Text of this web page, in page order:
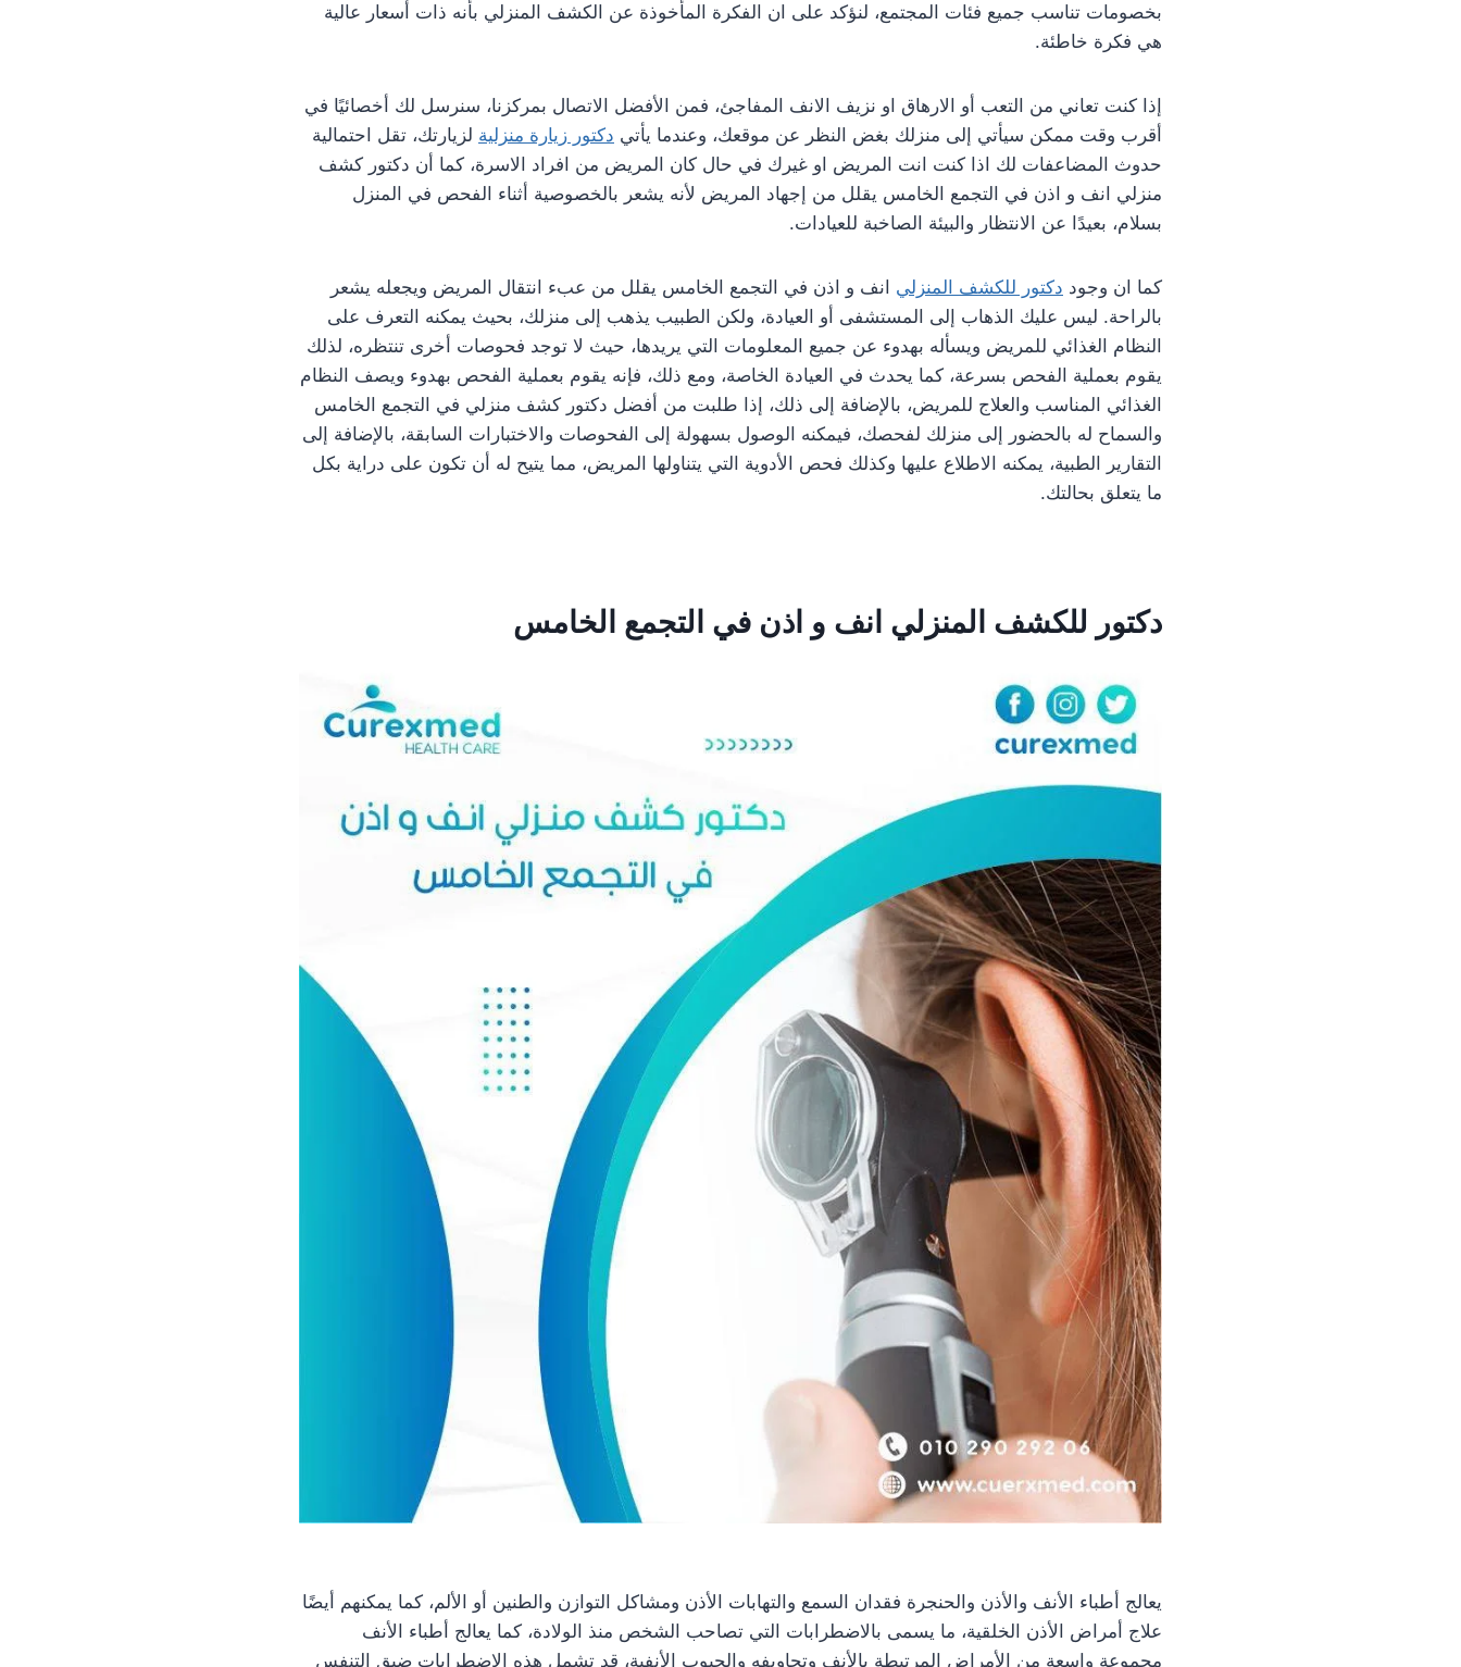
بخصومات تناسب جميع فئات المجتمع، لنؤكد على ان الفكرة المأخوذة عن الكشف المنزلي بأنه ذات أسعار عالية
هي فكرة خاطئة.
إذا كنت تعاني من التعب أو الارهاق او نزيف الانف المفاجئ، فمن الأفضل الاتصال بمركزنا، سنرسل لك أخصائيًا في
أقرب وقت ممكن سيأتي إلى منزلك بغض النظر عن موقعك، وعندما يأتي دكتور زيارة منزلية لزيارتك، تقل احتمالية
حدوث المضاعفات لك اذا كنت انت المريض او غيرك في حال كان المريض من افراد الاسرة، كما أن دكتور كشف
منزلي انف و اذن في التجمع الخامس يقلل من إجهاد المريض لأنه يشعر بالخصوصية أثناء الفحص في المنزل
بسلام، بعيدًا عن الانتظار والبيئة الصاخبة للعيادات.
كما ان وجود دكتور للكشف المنزلي انف و اذن في التجمع الخامس يقلل من عبء انتقال المريض ويجعله يشعر
بالراحة. ليس عليك الذهاب إلى المستشفى أو العيادة، ولكن الطبيب يذهب إلى منزلك، بحيث يمكنه التعرف على
النظام الغذائي للمريض ويسأله بهدوء عن جميع المعلومات التي يريدها، حيث لا توجد فحوصات أخرى تنتظره، لذلك
يقوم بعملية الفحص بسرعة، كما يحدث في العيادة الخاصة، ومع ذلك، فإنه يقوم بعملية الفحص بهدوء ويصف النظام
الغذائي المناسب والعلاج للمريض، بالإضافة إلى ذلك، إذا طلبت من أفضل دكتور كشف منزلي في التجمع الخامس
والسماح له بالحضور إلى منزلك لفحصك، فيمكنه الوصول بسهولة إلى الفحوصات والاختبارات السابقة، بالإضافة إلى
التقارير الطبية، يمكنه الاطلاع عليها وكذلك فحص الأدوية التي يتناولها المريض، مما يتيح له أن تكون على دراية بكل
ما يتعلق بحالتك.
دكتور للكشف المنزلي انف و اذن في التجمع الخامس
يعالج أطباء الأنف والأذن والحنجرة فقدان السمع والتهابات الأذن ومشاكل التوازن والطنين أو الألم، كما يمكنهم أيضًا
علاج أمراض الأذن الخلقية، ما يسمى بالاضطرابات التي تصاحب الشخص منذ الولادة، كما يعالج أطباء الأنف
مجموعة واسعة من الأمراض المرتبطة بالأنف وتجاويفه والجيوب الأنفية، قد تشمل هذه الاضطرابات ضيق التنفس